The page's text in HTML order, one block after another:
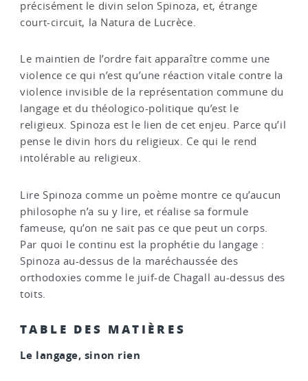
précisément le divin selon Spinoza, et, étrange
court-circuit, la Natura de Lucrèce.
Le maintien de l’ordre fait apparaître comme une
violence ce qui n’est qu’une réaction vitale contre la
violence invisible de la représentation commune du
langage et du théologico-politique qu’est le
religieux. Spinoza est le lien de cet enjeu. Parce qu’il
pense le divin hors du religieux. Ce qui le rend
intolérable au religieux.
Lire Spinoza comme un poème montre ce qu’aucun
philosophe n’a su y lire, et réalise sa formule
fameuse, qu’on ne sait pas ce que peut un corps.
Par quoi le continu est la prophétie du langage :
Spinoza au-dessus de la maréchaussée des
orthodoxies comme le juif-de Chagall au-dessus des
toits.
TABLE DES MATIÈRES
Le langage, sinon rien